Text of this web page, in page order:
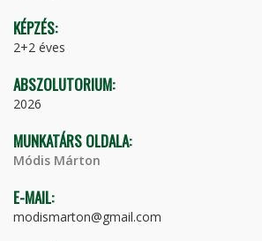
KÉPZÉS:
2+2 éves
ABSZOLUTORIUM:
2026
MUNKATÁRS OLDALA:
Módis Márton
E-MAIL:
modismarton@gmail.com